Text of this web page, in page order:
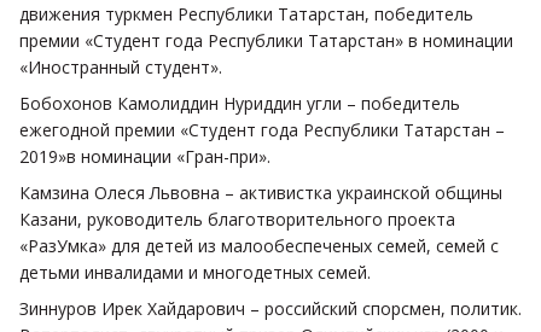
движения туркмен Республики Татарстан, победитель
премии «Студент года Республики Татарстан» в номинации
«Иностранный студент».
Бобохонов Камолиддин Нуриддин угли – победитель
ежегодной премии «Студент года Республики Татарстан –
2019»в номинации «Гран-при».
Камзина Олеся Львовна – активистка украинской общины
Казани, руководитель благотворительного проекта
«РазУмка» для детей из малообеспеченых семей, семей с
детьми инвалидами и многодетных семей.
Зиннуров Ирек Хайдарович – российский спорсмен, политик.